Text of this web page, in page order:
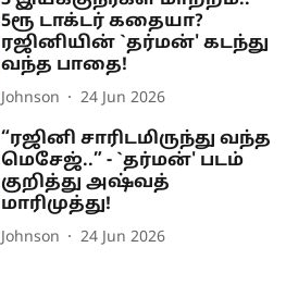
5ரூ டாக்டர் கதையா?
ரஜினியின் `தர்மன்' கடந்து
வந்த பாதை!
Johnson 24 Jun 2026
“ரஜினி சாரிடமிருந்து வந்த
மெசேஜ்..” - `தர்மன்' படம்
குறித்து அஷ்வத்
மாரிமுத்து!
Johnson 24 Jun 2026